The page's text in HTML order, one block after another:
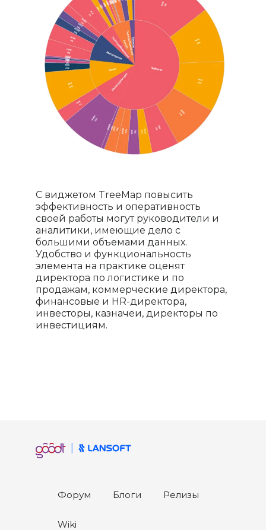
С виджетом TreeMap повысить
эффективность и оперативность
своей работы могут руководители и
аналитики, имеющие дело с
большими объемами данных.
Удобство и функциональность
элемента на практике оценят
директора по логистике и по
продажам, коммерческие директора,
финансовые и HR-директора,
инвесторы, казначеи, директоры по
инвестициям.
Форум Блоги Релизы
Wiki